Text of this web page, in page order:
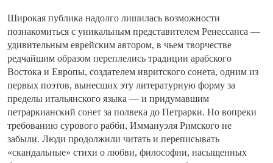
Широкая публика надолго лишилась возможности
познакомиться с уникальным представителем Ренессанса —
удивительным еврейским автором, в чьем творчестве
редчайшим образом переплелись традиции арабского
Востока и Европы, создателем ивритского сонета, одним из
первых поэтов, вынесших эту литературную форму за
пределы итальянского языка — и придумавшим
петраркианский сонет за полвека до Петрарки. Но вопреки
требованию сурового рабби, Иммануэля Римского не
забыли. Люди продолжили читать и переписывать
«скандальные» стихи о любви, философии, насыщенных